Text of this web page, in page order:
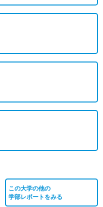
この大学の他の
学部レポートをみる